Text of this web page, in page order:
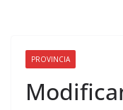
PROVINCIA